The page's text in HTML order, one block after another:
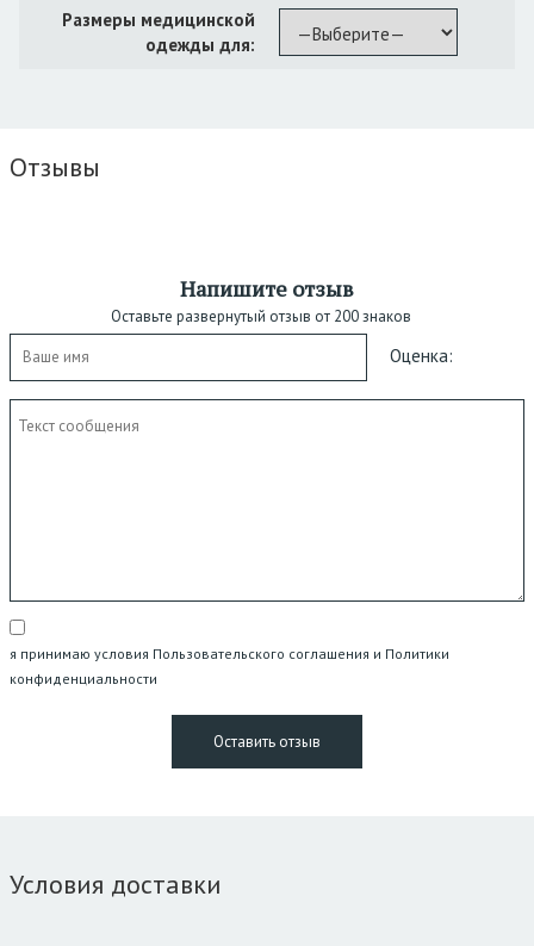
Размеры медицинской
одежды для:
Отзывы
Напишите отзыв
Оставьте развернутый отзыв от 200 знаков
Оценка:
я принимаю условия Пользовательского соглашения и Политики
конфиденциальности
Условия доставки